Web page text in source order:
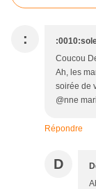
:
Coucou
Ah, les
soirée de
@nne
Répondre
D